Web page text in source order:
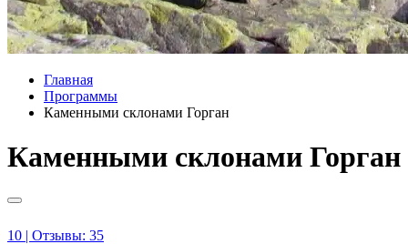
Главная
Программы
Каменными склонами Горган
Каменными склонами Горган
10 | Отзывы: 35